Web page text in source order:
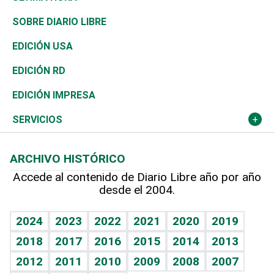
José Boquete
Reportajes
Asia
África
Ocenanía
Caribe
Resto del mundo
Consumo
Vivienda
Telecom.
Global y variable
Economía personal
Belleza
Buena Vida
Sociales
Novedades
Podcast Arte Libre
Hablando con el pediatra
Vida y familia
Eñe
Celebrando la vida
Golf
Ciclismo
Tenis
Olimpismo
Más deportes
Línea de hit
TBT Deportivo
De buena tinta
En Directo
El Espía
Noticiero Poteleche
Columnistas
Más firmas
Clima
Tecnología
Historia
Martes de tecnología
Cambio climático
Mundo
Economía
Revista
Deportes
Opinión
Hecho en casa
Guía del dinero
SOBRE DIARIO LIBRE
EDICIÓN USA
EDICIÓN RD
EDICIÓN IMPRESA
SERVICIOS
Cumpleaños
Horóscopos
Crucigramas
ARCHIVO HISTÓRICO
Accede al contenido de Diario Libre año por año
desde el 2004.
2024 2023 2022 2021 2020
2019
2018
2017 2016 2015 2014
2013
2012
2011 2010 2009 2008 2007